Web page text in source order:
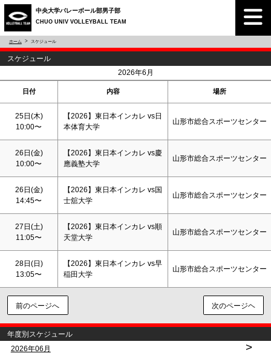
中央大学バレーボール部男子部
CHUO UNIV VOLLEYBALL TEAM
ホーム スケジュール
スケジュール
2026年6月
日付 内容 場所
25日(木)
10:00〜
【2026】東日本インカレ vs日
本体育大学
山形市総合スポーツセンター
26日(金)
10:00〜
【2026】東日本インカレ vs慶
應義塾大学
山形市総合スポーツセンター
26日(金)
14:45〜
【2026】東日本インカレ vs国
士舘大学
山形市総合スポーツセンター
27日(土)
11:05〜
【2026】東日本インカレ vs順
天堂大学
山形市総合スポーツセンター
28日(日)
13:05〜
【2026】東日本インカレ vs早
稲田大学
山形市総合スポーツセンター
前のページへ 次のページヘ
年度別スケジュール
2026年06月
>